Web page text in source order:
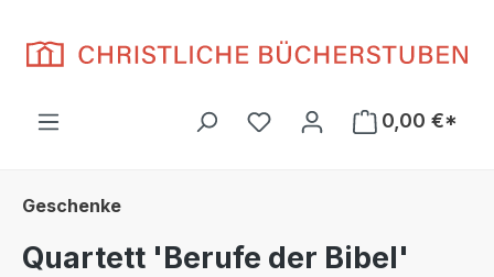
Du hast 0 Produkte auf
0,00 €*
Geschenke
Quartett 'Berufe der Bibel'